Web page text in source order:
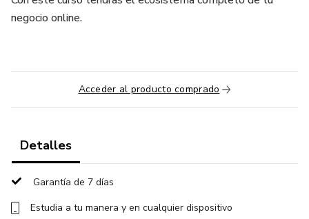
negocio online.
Acceder al producto comprado
Detalles
Garantía de 7 días
Estudia a tu manera y en cualquier dispositivo